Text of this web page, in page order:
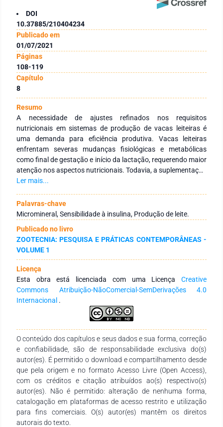
DOI
10.37885/210404234
Publicado em
01/07/2021
Páginas
108-119
Capítulo
8
Resumo
A necessidade de ajustes refinados nos requisitos
nutricionais em sistemas de produção de vacas leiteiras é
uma demanda para eficiência produtiva. Vacas leiteiras
enfrentam severas mudanças fisiológicas e metabólicas
como final de gestação e início da lactação, requerendo maior
atenção nos aspectos nutricionais. Todavia, a suplementação
de cromo tem sido sugerida para melhorar o metabolismo de
potencial uso para vacas leiteiras. Neste contexto, objetivou-
se realizar uma revisão de literatura sobre os efeitos da
suplementação de cromo no desempenho produtivo e
metabolismo de vacas leiteiras. Portanto, a suplementação
de cromo parece melhorar a produção de leite sem afetar os
constituintes do leite. E aparentemente a suplementação de
cromo reduz a concentração sanguínea de NEFA. Estes
resultados podem ser explicados por uma possível melhora
do metabolismo da insulina, promovendo aumento de
sensibilidade à insulina no tecido adiposo, consequentemente
reduzindo a lipólise. O que pode alterar a partição de energia
na glândula mamaria melhorando os processos de síntese do
contraditórios na literatura, os quais podem ser explicados
por diferentes estágios de lactação, fonte de cromo,
condições de estresse, período de suplementação, tipo e teor
de carboidratos na dieta. Assim de fato, um estudo de meta-
análise com o banco de dados disponíveis poderia elucidar o
real efeito do cromo no desempenho e metabolismo de vacas
leiteiras.
Ler mais...
Palavras-chave
Micromineral, Sensibilidade à insulina, Produção de leite.
Publicado no livro
ZOOTECNIA: PESQUISA E PRÁTICAS CONTEMPORÂNEAS -
VOLUME 1
Licença
Esta obra está licenciada com uma Licença Creative
Commons Atribuição-NãoComercial-SemDerivações 4.0
Internacional .
O conteúdo dos capítulos e seus dados e sua forma, correção
e confiabilidade, são de responsabilidade exclusiva do(s)
autor(es). É permitido o download e compartilhamento desde
que pela origem e no formato Acesso Livre (Open Access),
com os créditos e citação atribuídos ao(s) respectivo(s)
autor(es). Não é permitido: alteração de nenhuma forma,
catalogação em plataformas de acesso restrito e utilização
para fins comerciais. O(s) autor(es) mantêm os direitos
autorais do texto.